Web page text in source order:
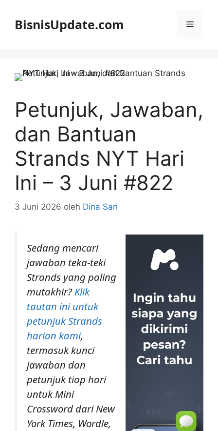
BisnisUpdate.com Menu
Petunjuk, Jawaban,
dan Bantuan
Strands NYT Hari
Ini – 3 Juni #822
3 Juni 2026 oleh Dina Sari
Sedang mencari
jawaban teka-teki
Strands yang paling
mutakhir?Klik
tautan ini untuk
petunjuk Strands
harian kami,
termasuk kunci
jawaban dan
petunjuk tiap hari
untuk Mini
Crossword dari New
York Times, Wordle,